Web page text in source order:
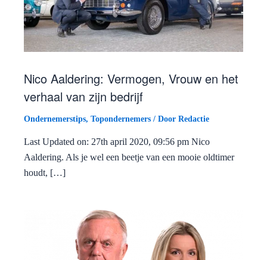
Nico Aaldering: Vermogen, Vrouw en het
verhaal van zijn bedrijf
Ondernemerstips, Topondernemers / Door Redactie
Last Updated on: 27th april 2020, 09:56 pm Nico
Aaldering. Als je wel een beetje van een mooie oldtimer
houdt, […]